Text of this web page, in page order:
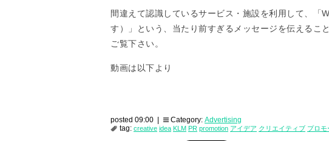
間違えて認識しているサービス・施設を利用して、「
す）」という、当たり前すぎるメッセージを伝えるこ
ご覧下さい。
動画は以下より
posted 09:00 | Category: Advertising
tag: creative idea KLM PR promotion アイデア クリエイティブ プロモ